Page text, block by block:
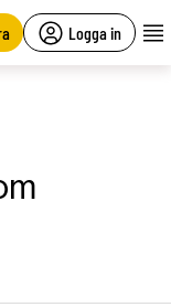
Logga in